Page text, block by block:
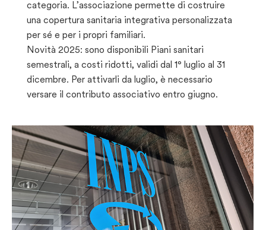
categoria. L’associazione permette di costruire
una copertura sanitaria integrativa personalizzata
per sé e per i propri familiari.
Novità 2025: sono disponibili Piani sanitari
semestrali, a costi ridotti, validi dal 1° luglio al 31
dicembre. Per attivarli da luglio, è necessario
versare il contributo associativo entro giugno.